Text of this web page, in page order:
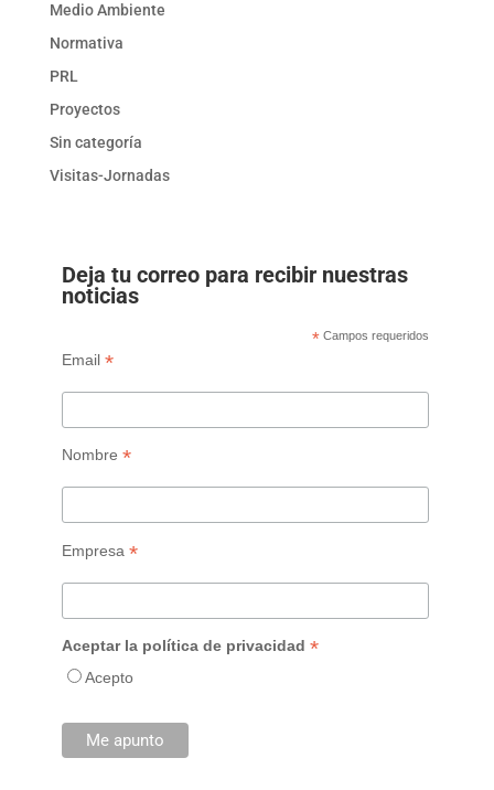
Medio Ambiente
Normativa
PRL
Proyectos
Sin categoría
Visitas-Jornadas
Deja tu correo para recibir nuestras
noticias
* Campos requeridos
Email *
Nombre *
Empresa *
Aceptar la política de privacidad *
Acepto